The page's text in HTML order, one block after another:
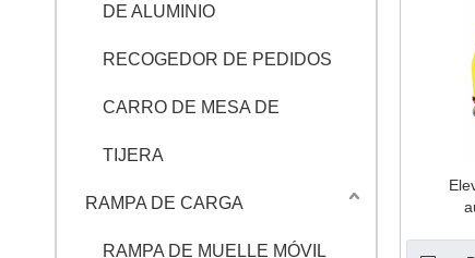
DE ALUMINIO
RECOGEDOR DE PEDIDOS
CARRO DE MESA DE
TIJERA
RAMPA DE CARGA
RAMPA DE MUELLE MÓVIL